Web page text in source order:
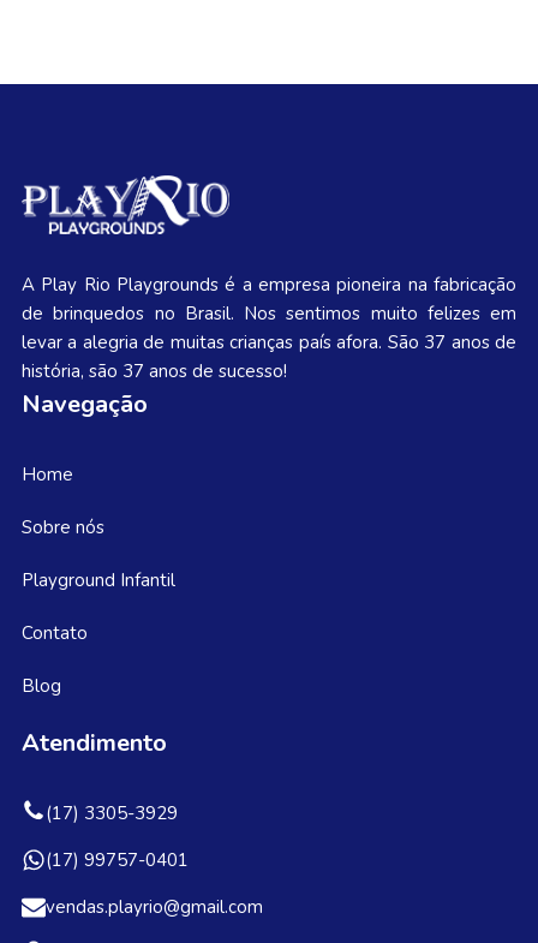
A Play Rio Playgrounds é a empresa pioneira na fabricação
de brinquedos no Brasil. Nos sentimos muito felizes em
levar a alegria de muitas crianças país afora. São 37 anos de
história, são 37 anos de sucesso!
Navegação
Home
Sobre nós
Playground Infantil
Contato
Blog
Atendimento
(17) 3305-3929
(17) 99757-0401
vendas.playrio@gmail.com